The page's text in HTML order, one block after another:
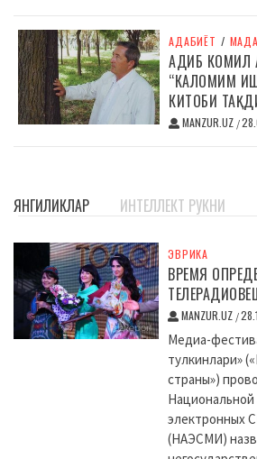
АДАБИЁТ /
АДИБ КОМИЛ
“КАЛОМИМ
КИТОБИ
MANZUR.UZ /
ЯНГИЛИКЛАР ИНТЕЛЛЕКТ РУКНИ
ЭВРИКА
ВРЕМЯ
MANZUR.UZ /
Медиа-
тулкинлари»
страны»)
электронных
(НАЭСМИ)